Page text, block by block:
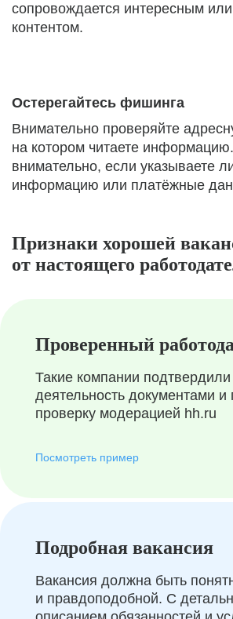
сопровождается интересным
контентом.
Остерегайтесь фишинга
Внимательно проверяйте
на котором читаете
внимательно, если указываете
информацию или платёжные
Признаки хорошей
от настоящего
Проверенный
Такие компании
деятельность документами
проверку модерацией hh.ru
Посмотреть пример
Подробная вакансия
Вакансия должна быть
и правдоподобной. С